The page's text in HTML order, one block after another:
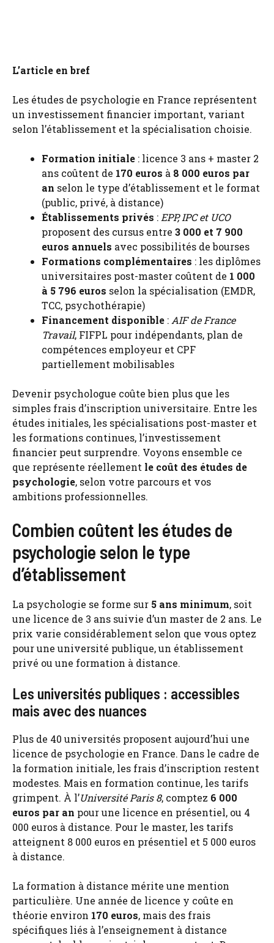
L’article en bref
Les études de psychologie en France représentent
un investissement financier important, variant
selon l’établissement et la spécialisation choisie.
Formation initiale : licence 3 ans + master 2
ans coûtent de 170 euros à 8 000 euros par
an selon le type d’établissement et le format
(public, privé, à distance)
Établissements privés : EPP, IPC et UCO
proposent des cursus entre 3 000 et 7 900
euros annuels avec possibilités de bourses
Formations complémentaires : les diplômes
universitaires post-master coûtent de 1 000
à 5 796 euros selon la spécialisation (EMDR,
TCC, psychothérapie)
Financement disponible : AIF de France
Travail, FIFPL pour indépendants, plan de
compétences employeur et CPF
partiellement mobilisables
Devenir psychologue coûte bien plus que les
simples frais d’inscription universitaire. Entre les
études initiales, les spécialisations post-master et
les formations continues, l’investissement
financier peut surprendre. Voyons ensemble ce
que représente réellement le coût des études de
psychologie, selon votre parcours et vos
ambitions professionnelles.
Combien coûtent les études de
psychologie selon le type
d’établissement
La psychologie se forme sur 5 ans minimum, soit
une licence de 3 ans suivie d’un master de 2 ans. Le
prix varie considérablement selon que vous optez
pour une université publique, un établissement
privé ou une formation à distance.
Les universités publiques : accessibles
mais avec des nuances
Plus de 40 universités proposent aujourd’hui une
licence de psychologie en France. Dans le cadre de
la formation initiale, les frais d’inscription restent
modestes. Mais en formation continue, les tarifs
grimpent. À l’Université Paris 8, comptez 6 000
euros par an pour une licence en présentiel, ou 4
000 euros à distance. Pour le master, les tarifs
atteignent 8 000 euros en présentiel et 5 000 euros
à distance.
La formation à distance mérite une mention
particulière. Une année de licence y coûte en
théorie environ 170 euros, mais des frais
spécifiques liés à l’enseignement à distance